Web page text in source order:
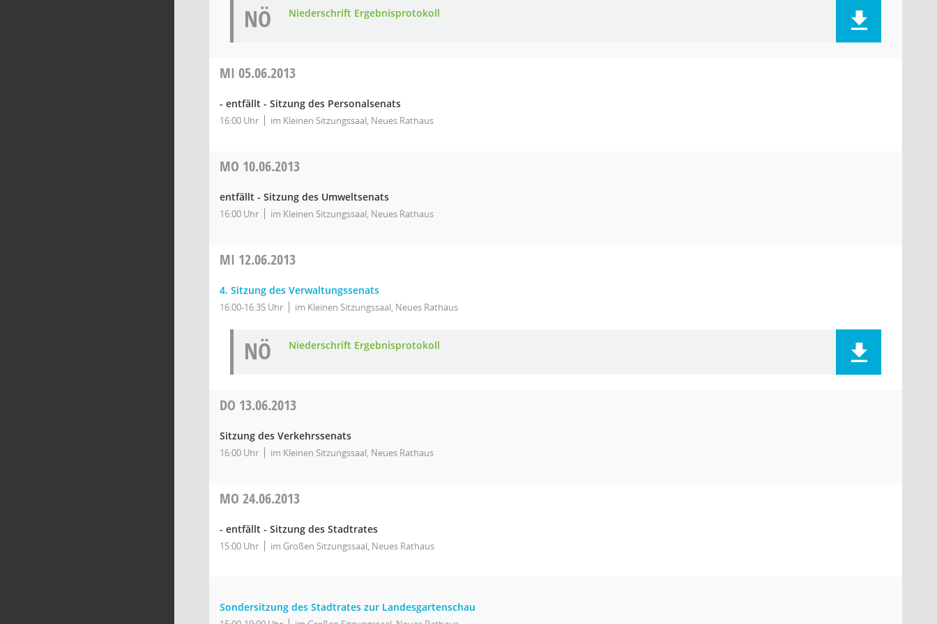
NÖ Niederschrift Ergebnisprotokoll
MI 05.06.2013
- entfällt - Sitzung des Personalsenats
16:00 Uhr im Kleinen Sitzungssaal, Neues Rathaus
MO 10.06.2013
entfällt - Sitzung des Umweltsenats
16:00 Uhr im Kleinen Sitzungssaal, Neues Rathaus
MI 12.06.2013
4. Sitzung des Verwaltungssenats
16:00-16:35 Uhr im Kleinen Sitzungssaal, Neues Rathaus
NÖ Niederschrift Ergebnisprotokoll
DO 13.06.2013
Sitzung des Verkehrssenats
16:00 Uhr im Kleinen Sitzungssaal, Neues Rathaus
MO 24.06.2013
- entfällt - Sitzung des Stadtrates
15:00 Uhr im Großen Sitzungssaal, Neues Rathaus
Sondersitzung des Stadtrates zur Landesgartenschau